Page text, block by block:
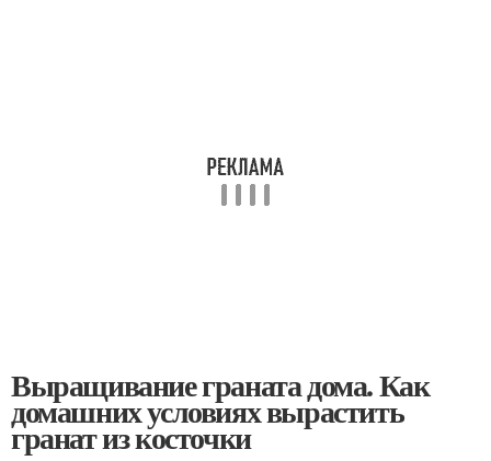
Выращивание граната дома. Как
домашних условиях вырастить
гранат из косточки